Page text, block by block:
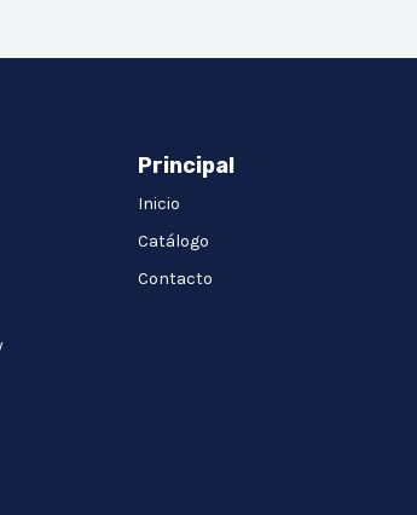
Principal
Inicio
Catálogo
Contacto